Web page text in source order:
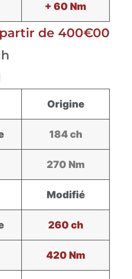
+ 60 Nm
de 400€00
Origine
184 ch
270 Nm
Modifié
260 ch
420 Nm